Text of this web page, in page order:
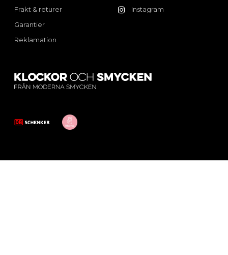
Frakt & returer
Garantier
Reklamation
Instagram